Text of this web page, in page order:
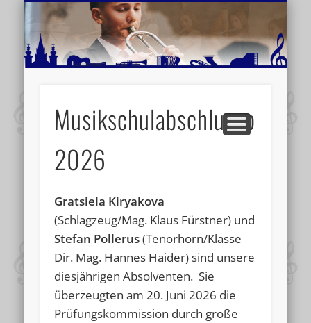
MUSIKSCHULE MARIAZELL
AKTUELLE BERICHTE
SCHULE
VIDEOS
VERANSTALTUNGSTIPPS
WEITERE INFORMATIONEN
2026
Gratsiela Kiryakova
(Schlagzeug/Mag. Klaus Fürstner) und
Stefan Pollerus(Tenorhorn/Klasse
Dir. Mag. Hannes Haider) sind unsere
diesjährigen Absolventen. Sie
überzeugten am 20. Juni 2026 die
Prüfungskommission durch große